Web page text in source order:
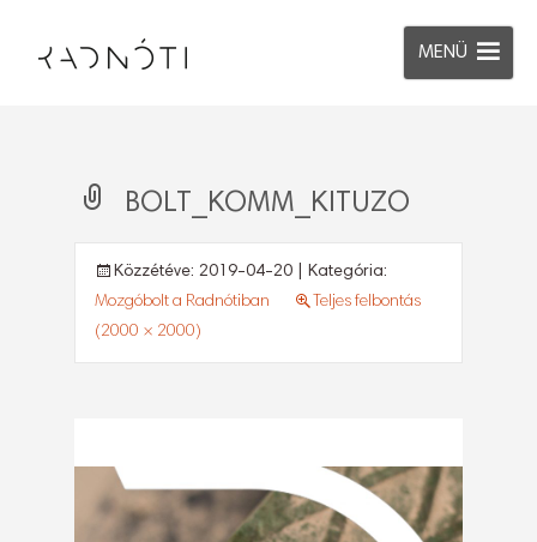
MENÜ
BOLT_KOMM_KITUZO
Közzétéve: 2019-04-20 | Kategória:
Mozgóbolt a Radnótiban
Teljes felbontás
(2000 × 2000)